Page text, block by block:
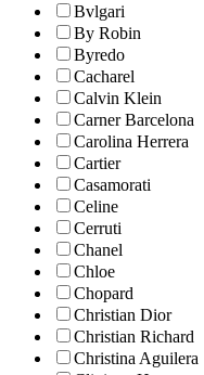
Bvlgari
By Robin
Byredo
Cacharel
Calvin Klein
Carner Barcelona
Carolina Herrera
Cartier
Casamorati
Celine
Cerruti
Chanel
Chloe
Chopard
Christian Dior
Christian Richard
Christina Aguilera